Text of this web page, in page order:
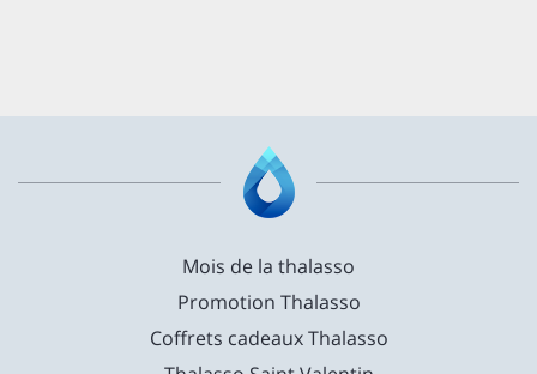
Mois de la thalasso
Promotion Thalasso
Coffrets cadeaux Thalasso